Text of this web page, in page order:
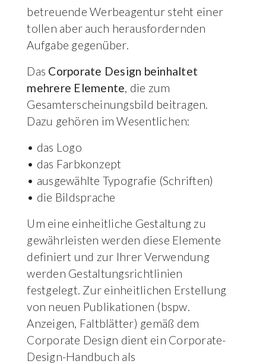
betreuende Werbeagentur steht einer
tollen aber auch herausfordernden
Aufgabe gegenüber.
Das Corporate Design beinhaltet
mehrere Elemente, die zum
Gesamterscheinungsbild beitragen.
Dazu gehören im Wesentlichen:
• das Logo
• das Farbkonzept
• ausgewählte Typografie (Schriften)
• die Bildsprache
Um eine einheitliche Gestaltung zu
gewährleisten werden diese Elemente
definiert und zur Ihrer Verwendung
werden Gestaltungsrichtlinien
festgelegt. Zur einheitlichen Erstellung
von neuen Publikationen (bspw.
Anzeigen, Faltblätter) gemäß dem
Corporate Design dient ein Corporate-
Design-Handbuch als